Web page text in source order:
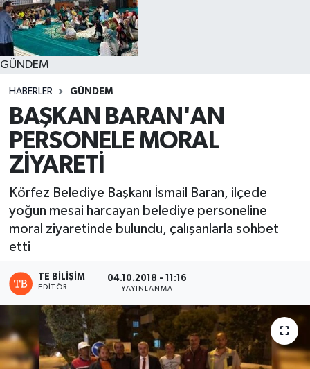
GÜNDEM
HABERLER GÜNDEM
BAŞKAN BARAN'AN
PERSONELE MORAL
ZİYARETİ
Körfez Belediye Başkanı İsmail Baran, ilçede
yoğun mesai harcayan belediye personeline
moral ziyaretinde bulundu, çalışanlarla sohbet
etti
TE BILIŞIM
EDITÖR
04.10.2018 - 11:16
YAYINLANMA